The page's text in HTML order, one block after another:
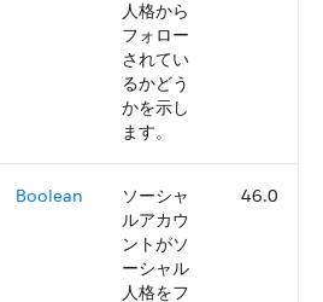
人格から
フォロー
されてい
るかどう
かを示し
ます。
Boolean
ソーシャ
ルアカウ
ントがソ
ーシャル
人格をフ
46.0